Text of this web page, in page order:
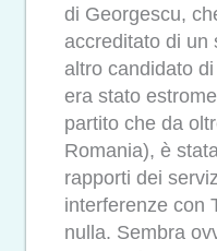
di Georgescu,
accreditato di un
altro candidato
era stato
partito che da
Romania), è
rapporti dei
interferenze con
nulla. Sembra